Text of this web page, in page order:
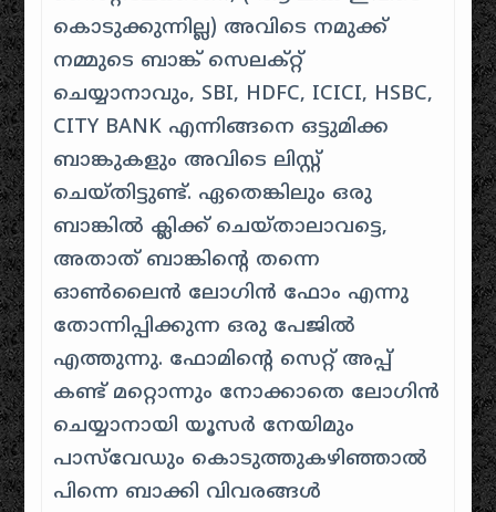
കൊടുക്കുന്നില്ല) അവിടെ നമുക്ക്
നമ്മുടെ ബാങ്ക് സെലക്റ്റ്
ചെയ്യാനാവും, SBI, HDFC, ICICI, HSBC,
CITY BANK എന്നിങ്ങനെ ഒട്ടുമിക്ക
ബാങ്കുകളും അവിടെ ലിസ്റ്റ്
ചെയ്തിട്ടുണ്ട്. ഏതെങ്കിലും ഒരു
ബാങ്കിൽ ക്ലിക്ക് ചെയ്താലാവട്ടെ,
അതാത് ബാങ്കിന്റെ തന്നെ
ഓൺലൈൻ ലോഗിൻ ഫോം എന്നു
തോന്നിപ്പിക്കുന്ന ഒരു പേജിൽ
എത്തുന്നു. ഫോമിന്റെ സെറ്റ് അപ്പ്
കണ്ട് മറ്റൊന്നും നോക്കാതെ ലോഗിൻ
ചെയ്യാനായി യൂസർ നേയിമും
പാസ്‌വേഡും കൊടുത്തുകഴിഞ്ഞാൽ
പിന്നെ ബാക്കി വിവരങ്ങൾ